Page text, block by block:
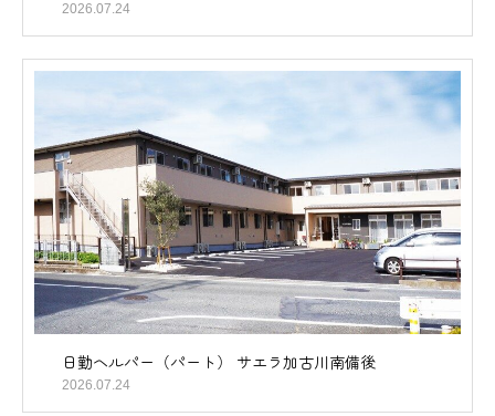
2026.07.24
日勤ヘルパー（パート） サエラ加古川南備後
2026.07.24